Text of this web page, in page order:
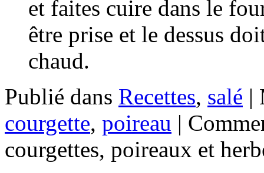
et faites cuire dans le
être prise et le dessus
chaud.
Publié dans Recettes, salé |
courgette, poireau |
courgettes, poireaux et